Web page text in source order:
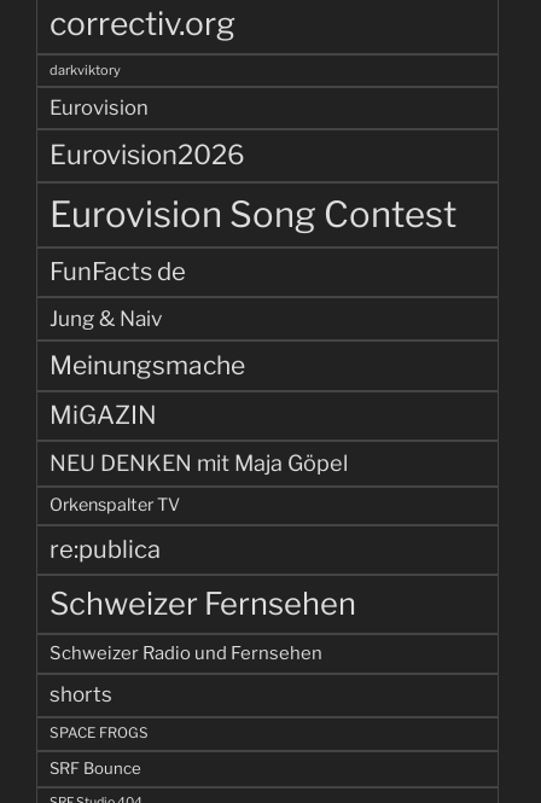
correctiv.org
darkviktory
Eurovision
Eurovision2026
Eurovision Song Contest
FunFacts de
Jung & Naiv
Meinungsmache
MiGAZIN
NEU DENKEN mit Maja Göpel
Orkenspalter TV
re:publica
Schweizer Fernsehen
Schweizer Radio und Fernsehen
shorts
SPACE FROGS
SRF Bounce